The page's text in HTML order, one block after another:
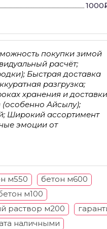
покупки зимой
расчёт;
Быстрая доставка
разгрузка;
хранения и
Айсылу);
Широкий ассортимент
эмоции от
м550
бетон м600
м100
раствор м200
наличными